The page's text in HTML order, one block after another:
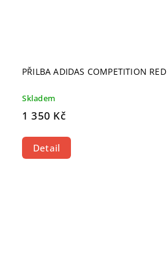
PŘILBA ADIDAS COMPETITION RED
Skladem
1 350 Kč
Detail